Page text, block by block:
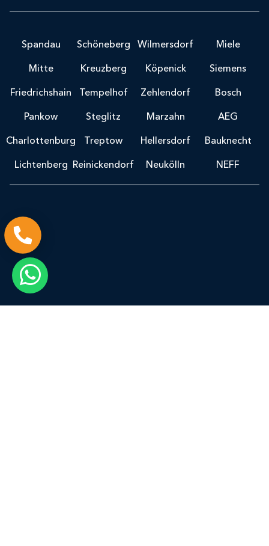
Spandau
Mitte
Friedrichshain
Pankow
Charlottenburg
Lichtenberg
Schöneberg
Kreuzberg
Tempelhof
Steglitz
Treptow
Reinickendorf
Wilmersdorf
Köpenick
Zehlendorf
Marzahn
Hellersdorf
Neukölln
Miele
Siemens
Bosch
AEG
Bauknecht
NEFF